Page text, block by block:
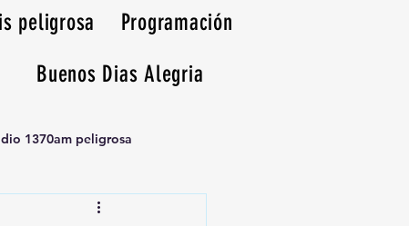
peligrosa
Programación
Buenos Dias Alegria
1370am peligrosa